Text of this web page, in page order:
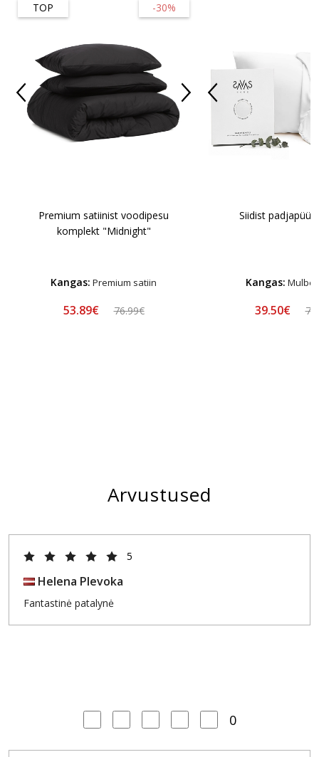
-30%
TOP
Premium satiinist voodipesu
komplekt "Midnight"
Kangas: Premium satiin
53.89€ 76.99€
Siidist padjapüür
Kangas:
39.50€
Arvustused
5
Helena Plevoka
Fantastinė patalynė
0